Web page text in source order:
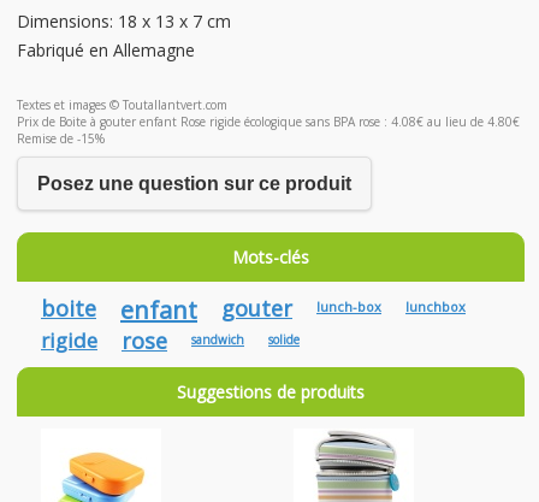
Dimensions: 18 x 13 x 7 cm
​Fabriqué en Allemagne
Textes et images © Toutallantvert.com
Prix de Boite à gouter enfant Rose rigide écologique sans BPA rose : 4.08€ au lieu de 4.80€
Remise de -15%
Posez une question sur ce produit
Mots-clés
boite enfant gouter lunch-box lunchbox
rigide rose sandwich solide
Suggestions de produits